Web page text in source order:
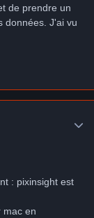
de prendre un
données. J'ai vu
: pixinsight est
mac en